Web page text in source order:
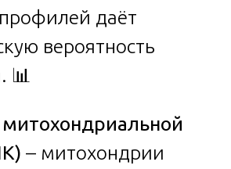
даёт
вероятность
📊
– митохондрии